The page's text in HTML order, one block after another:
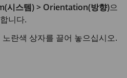
시스템) > Orientation(방향)으
니다.
란색 상자를 끌어 놓으십시오.